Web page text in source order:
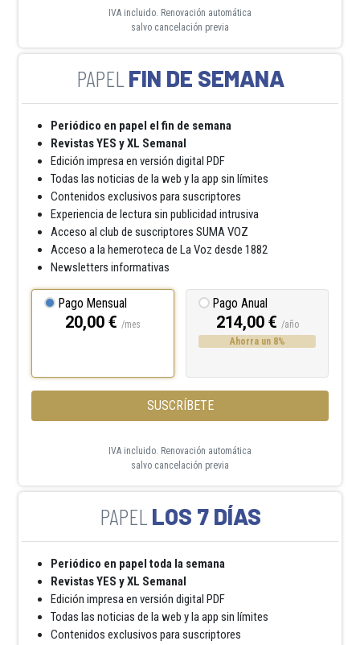
IVA incluido. Renovación automática
salvo cancelación previa
FIN DE SEMANA
Periódico en papel el fin de semana
Revistas YES y XL Semanal
Edición impresa en versión digital PDF
Todas las noticias de la web y la app sin límites
Contenidos exclusivos para suscriptores
Experiencia de lectura sin publicidad intrusiva
Acceso al club de suscriptores SUMA VOZ
Acceso a la hemeroteca de La Voz desde 1882
Newsletters informativas
Pago Mensual
20,00 € /mes
Pago Anual
214,00 € /año
Ahorra un 8%
SUSCRÍBETE
IVA incluido. Renovación automática
salvo cancelación previa
LOS 7 DÍAS
Periódico en papel toda la semana
Revistas YES y XL Semanal
Edición impresa en versión digital PDF
Todas las noticias de la web y la app sin límites
Contenidos exclusivos para suscriptores